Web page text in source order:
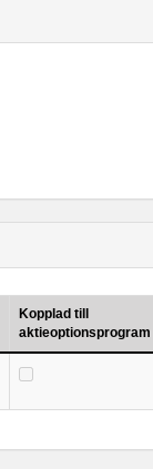
Kopplad till
aktieoptionsprogram